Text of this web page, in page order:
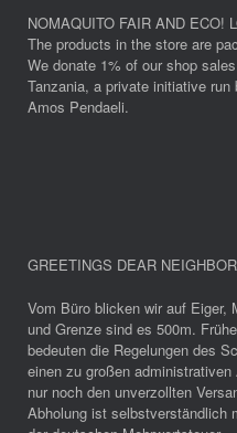
NOMAQUITO FAIR AND ECO!
The products in the store are
We donate 1% of our shop
Tanzania, a private initiative
Amos Pendaeli.
GREETINGS DEAR
Vom Büro blicken wir auf Eiger,
und Grenze sind es 500m.
bedeuten die Regelungen des
einen zu großen
nur noch den unverzollten
Abholung ist selbstverständlich